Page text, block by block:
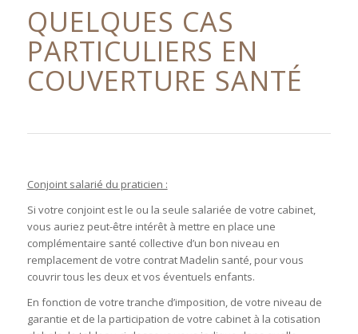
QUELQUES CAS
PARTICULIERS EN
COUVERTURE SANTÉ
Conjoint salarié du praticien :
Si votre conjoint est le ou la seule salariée de votre cabinet,
vous auriez peut-être intérêt à mettre en place une
complémentaire santé collective d’un bon niveau en
remplacement de votre contrat Madelin santé, pour vous
couvrir tous les deux et vos éventuels enfants.
En fonction de votre tranche d’imposition, de votre niveau de
garantie et de la participation de votre cabinet à la cotisation